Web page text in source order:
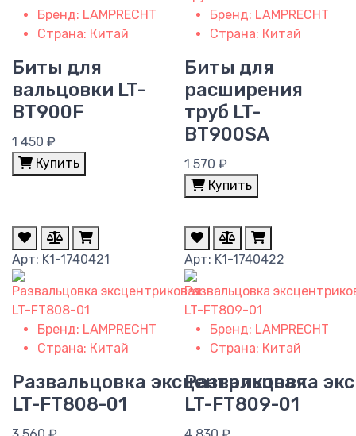
Бренд: LAMPRECHT
Страна: Китай
Биты для
вальцовки LT-
BT900F
1 450 ₽
Купить
Бренд: LAMPRECHT
Страна: Китай
Биты для
расширения
труб LT-
BT900SA
1 570 ₽
Купить
Арт: K1-1740421
Бренд: LAMPRECHT
Страна: Китай
Развальцовка эксцентриковая
LT-FT808-01
Арт: K1-1740422
Бренд: LAMPRECHT
Страна: Китай
Развальцовка
LT-FT809-01